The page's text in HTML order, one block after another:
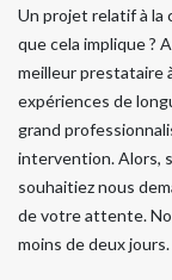
Un projet relatif à la
que cela implique ?
meilleur prestataire
expériences de
grand
intervention. Alors,
souhaitiez nous
de votre attente.
moins de deux jours.